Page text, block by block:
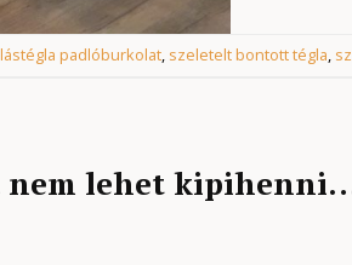
padlóburkolat, szeletelt bontott tégla,
nem lehet